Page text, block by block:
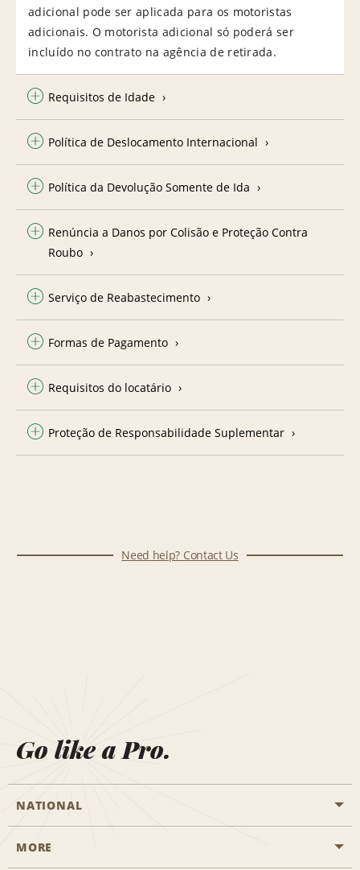
adicional pode ser aplicada para os motoristas
adicionais. O motorista adicional só poderá ser
incluído no contrato na agência de retirada.
Requisitos de Idade
Política de Deslocamento Internacional
Política da Devolução Somente de Ida
Renúncia a Danos por Colisão e Proteção Contra
Roubo
Serviço de Reabastecimento
Formas de Pagamento
Requisitos do locatário
Proteção de Responsabilidade Suplementar
Need help? Contact Us
Go like a Pro.
NATIONAL
Start a Reservation
MORE